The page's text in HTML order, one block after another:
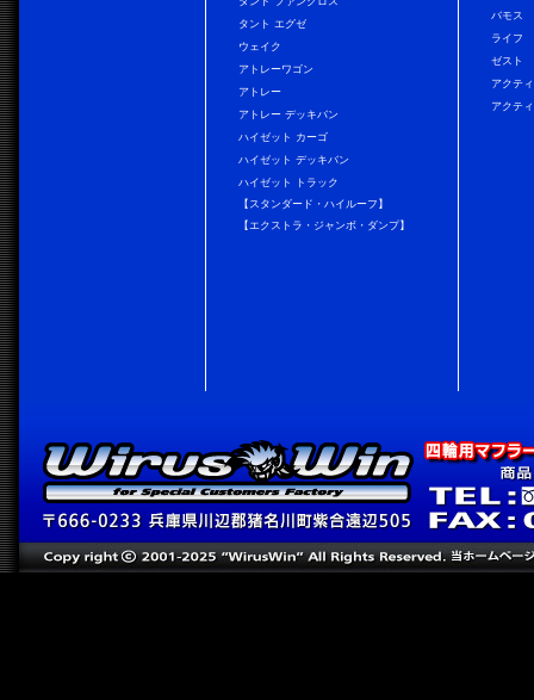
タント エグゼ
ウェイク
アトレーワゴン
アトレー
アトレー デッキバン
ハイゼット カーゴ
ハイゼット デッキバン
ハイゼット トラック
【スタンダード・ハイルーフ】
【エクストラ・ジャンボ・ダンプ】
バモス
ライフ
ゼスト
アクテ
アクテ